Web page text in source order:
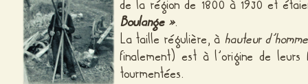
de la région de 1800 à 1930 et
Boulange ».
La taille régulière, à hauteur
finalement) est à l’origine de leurs
tourmentées.